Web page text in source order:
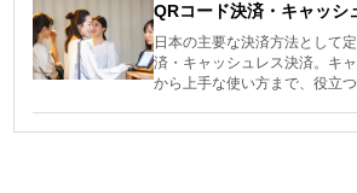
QRコード決済・キャッシ
日本の主要な決済方法として
済・キャッシュレス決済。キ
から上手な使い方まで、役立